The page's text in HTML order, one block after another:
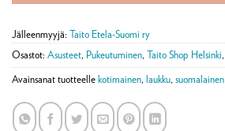
Jälleenmyyjä: Taito Etela-Suomi ry
Osastot: Asusteet, Pukeutuminen, Taito Shop Helsinki,
Avainsanat tuotteelle kotimainen, laukku, suomalainen